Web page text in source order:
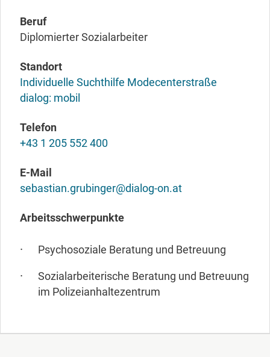
Beruf
Diplomierter Sozialarbeiter
Standort
Individuelle Suchthilfe Modecenterstraße
dialog: mobil
Telefon
+43 1 205 552 400
E-Mail
sebastian.grubinger@dialog-on.at
Arbeitsschwerpunkte
Psychosoziale Beratung und Betreuung
Sozialarbeiterische Beratung und Betreuung
im Polizeianhaltezentrum